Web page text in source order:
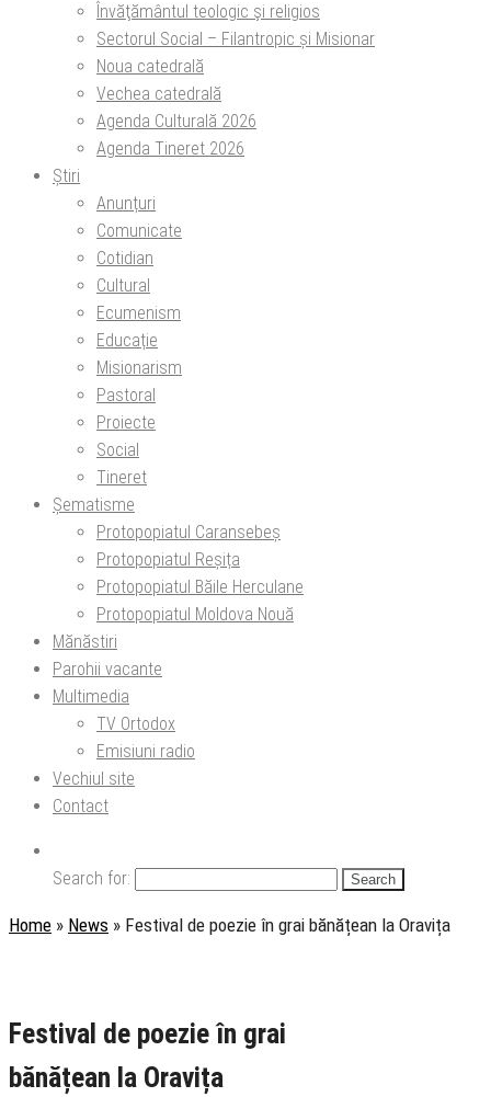
Învăţământul teologic şi religios
Sectorul Social – Filantropic și Misionar
Noua catedrală
Vechea catedrală
Agenda Culturală 2026
Agenda Tineret 2026
Știri
Anunțuri
Comunicate
Cotidian
Cultural
Ecumenism
Educație
Misionarism
Pastoral
Proiecte
Social
Tineret
Șematisme
Protopopiatul Caransebeș
Protopopiatul Reșița
Protopopiatul Băile Herculane
Protopopiatul Moldova Nouă
Mănăstiri
Parohii vacante
Multimedia
TV Ortodox
Emisiuni radio
Vechiul site
Contact
Search for:
Home » News » Festival de poezie în grai bănățean la Oravița
Festival de poezie în grai
bănățean la Oravița